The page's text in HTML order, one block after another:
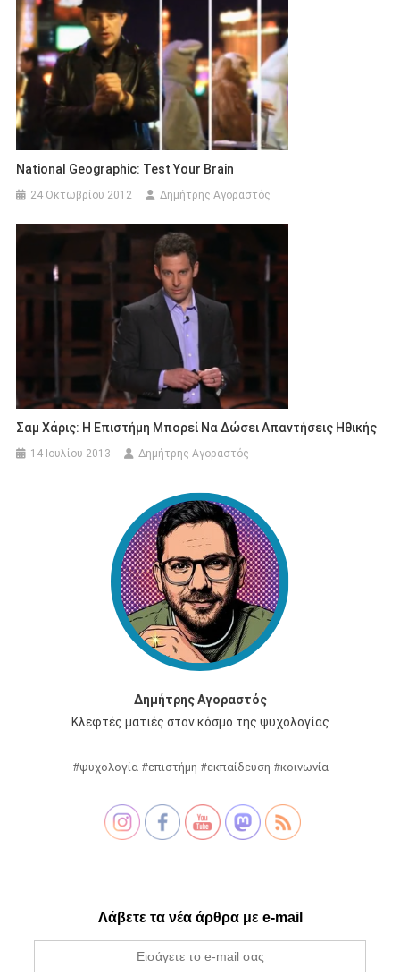
National Geographic: Test Your Brain
24 Οκτωβρίου 2012 Δημήτρης Αγοραστός
Σαμ Χάρις: Η Επιστήμη Μπορεί Να Δώσει Απαντήσεις Ηθικής
14 Ιουλίου 2013 Δημήτρης Αγοραστός
Δημήτρης Αγοραστός
Κλεφτές ματιές στον κόσμο της ψυχολογίας
#ψυχολογία #επιστήμη #εκπαίδευση #κοινωνία
Λάβετε τα νέα άρθρα με e-mail